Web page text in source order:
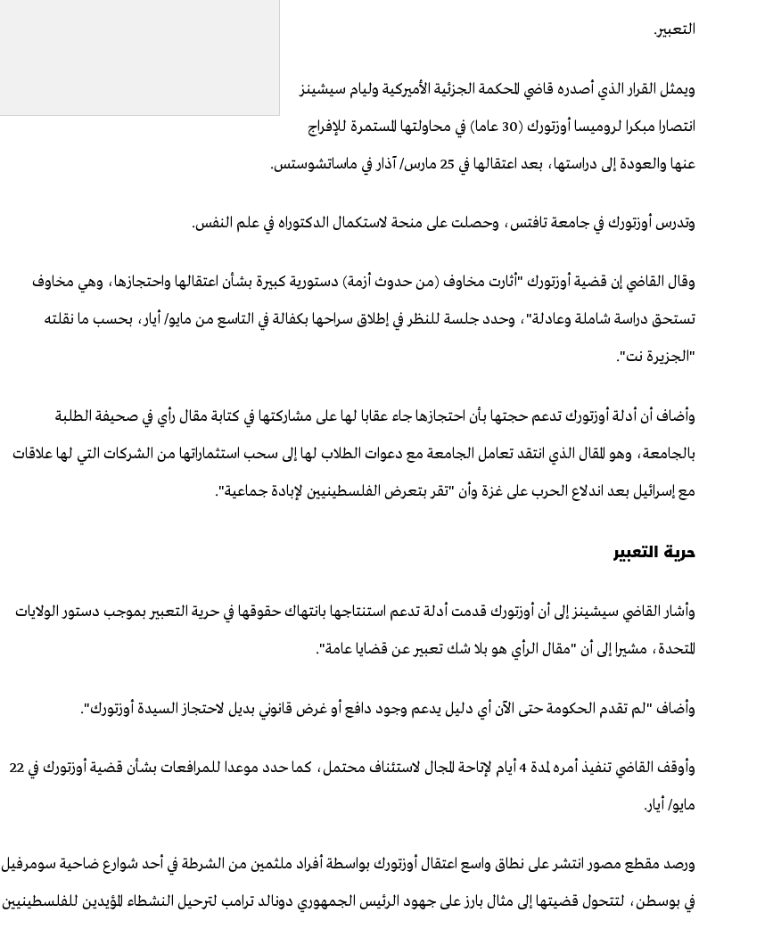
التعبير.
ويمثل القرار الذي أصدره قاضي المحكمة الجزئية الأميركية وليام سيشينز
انتصارا مبكرا لروميسا أوزتورك (30 عاما) في محاولتها المستمرة للإفراج
عنها والعودة إلى دراستها، بعد اعتقالها في 25 مارس/ آذار في ماساتشوستس.
وتدرس أوزتورك في جامعة تافتس، وحصلت على منحة لاستكمال الدكتوراه في علم النفس.
وقال القاضي إن قضية أوزتورك "أثارت مخاوف (من حدوث أزمة) دستورية كبيرة بشأن اعتقالها واحتجازها، وهي مخاوف
تستحق دراسة شاملة وعادلة"، وحدد جلسة للنظر في إطلاق سراحها بكفالة في التاسع من مايو/ أيار، بحسب ما نقلته
"الجزيرة نت".
وأضاف أن أدلة أوزتورك تدعم حجتها بأن احتجازها جاء عقابا لها على مشاركتها في كتابة مقال رأي في صحيفة الطلبة
بالجامعة، وهو المقال الذي انتقد تعامل الجامعة مع دعوات الطلاب لها إلى سحب استثماراتها من الشركات التي لها علاقات
مع إسرائيل بعد اندلاع الحرب على غزة وأن "تقر بتعرض الفلسطينيين لإبادة جماعية".
حرية التعبير
وأشار القاضي سيشينز إلى أن أوزتورك قدمت أدلة تدعم استنتاجها بانتهاك حقوقها في حرية التعبير بموجب دستور الولايات
المتحدة، مشيرا إلى أن "مقال الرأي هو بلا شك تعبير عن قضايا عامة".
وأضاف "لم تقدم الحكومة حتى الآن أي دليل يدعم وجود دافع أو غرض قانوني بديل لاحتجاز السيدة أوزتورك".
وأوقف القاضي تنفيذ أمره لمدة 4 أيام لإتاحة المجال لاستئناف محتمل، كما حدد موعدا للمرافعات بشأن قضية أوزتورك في 22
مايو/ أيار.
ورصد مقطع مصور انتشر على نطاق واسع اعتقال أوزتورك بواسطة أفراد ملثمين من الشرطة في أحد شوارع ضاحية سومرفيل
في بوسطن، لتتحول قضيتها إلى مثال بارز على جهود الرئيس الجمهوري دونالد ترامب لترحيل النشطاء المؤيدين للفلسطينيين